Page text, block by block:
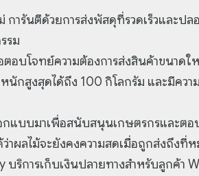
ารันตีด้วยการส่งพัสดุที่รวดเร็วและปล
รม
อบโจทย์ความต้องการส่งสินค้าขนาดใ
นักสูงสุดได้ถึง 100 กิโลกรัม และมีคว
แบบมาเพื่อสนับสนุนเกษตรกรและตอ
าผลไม้จะยังคงความสดเมื่อถูกส่งถึงที่ห
ริการเก็บเงินปลายทางสำหรับลูกค้า